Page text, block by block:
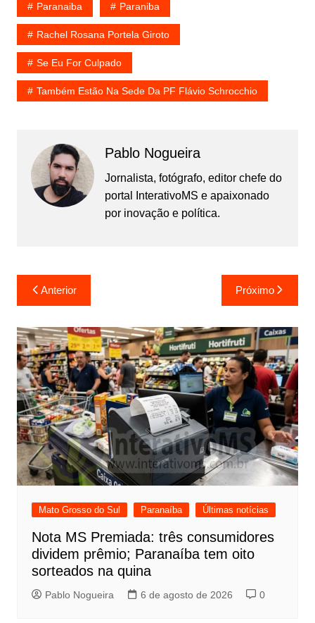
Paranaiba Paraniba
Rachel Rosana Portela Giroto
Se Eu For Culpado
Também Estão Na Sede Da PF Flávio Schrocchio
Pablo Nogueira
Jornalista, fotógrafo, editor chefe do
portal InterativoMS e apaixonado
por inovação e política.
Navegação
de
Post
Anterior Próximo
Mato Grosso do Sul Paranaíba Últimas notícias
Nota MS Premiada: três consumidores
dividem prêmio; Paranaíba tem oito
sorteados na quina
Pablo Nogueira 6 de agosto de 2026 0